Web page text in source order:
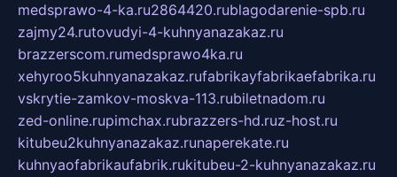
medsprawo-4-ka.ru2864420.rublagodarenie-spb.ru
zajmy24.rutovudyi-4-kuhnyanazakaz.ru
brazzerscom.rumedsprawo4ka.ru
xehyroo5kuhnyanazakaz.rufabrikayfabrikaefabrika.ru
vskrytie-zamkov-moskva-113.rubiletnadom.ru
zed-online.rupimchax.rubrazzers-hd.ruz-host.ru
kitubeu2kuhnyanazakaz.runaperekate.ru
kuhnyaofabrikaufabrik.rukitubeu-2-kuhnyanazakaz.ru